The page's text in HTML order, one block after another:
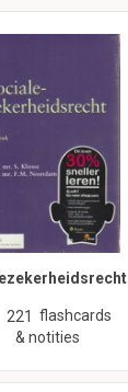
221 flashcards
& notities